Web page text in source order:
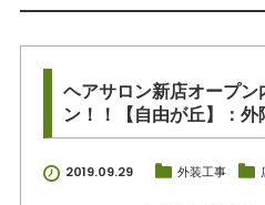
ヘアサロン新店オープン
ン！！【自由が丘】：外
2019.09.29 外装工事